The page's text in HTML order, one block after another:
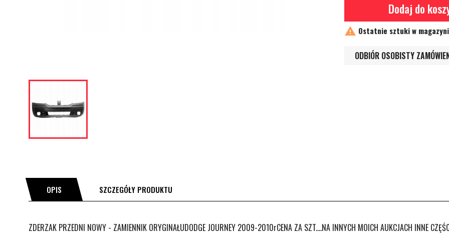
Dodaj do
 Ostatnie sztuki w
ODBIÓR OSOBISTY
OPIS SZCZEGÓŁY PRODUKTU
ZDERZAK PRZEDNI NOWY - ZAMIENNIK ORYGINAŁUDODGE JOURNEY 2009-2010rCENA ZA SZT....NA INNYCH MOICH AUKCJACH INNE